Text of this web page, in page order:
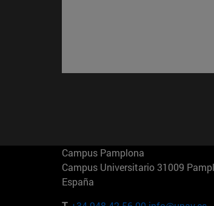
Campus Pamplona
Campus Universitario 31009
España